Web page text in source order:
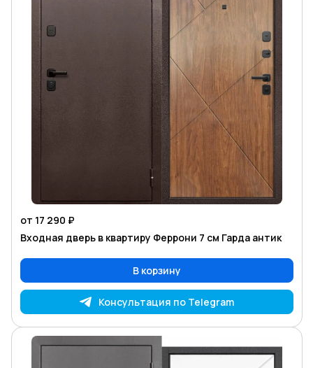
от 17 290 ₽
Входная дверь в квартиру Феррони 7 см Гарда антик
В корзину
Консультация по Telegram